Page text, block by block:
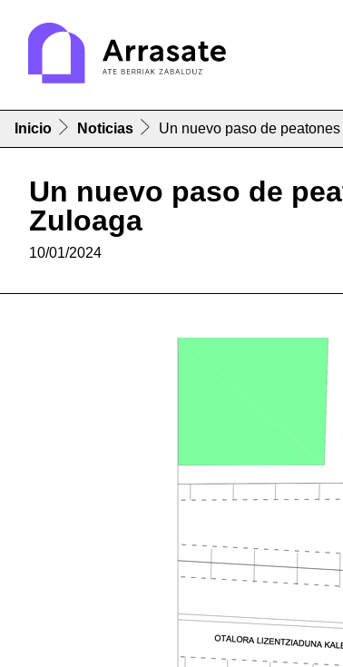
Inicio Noticias Un nuevo paso de
Un nuevo paso de
Zuloaga
10/01/2024